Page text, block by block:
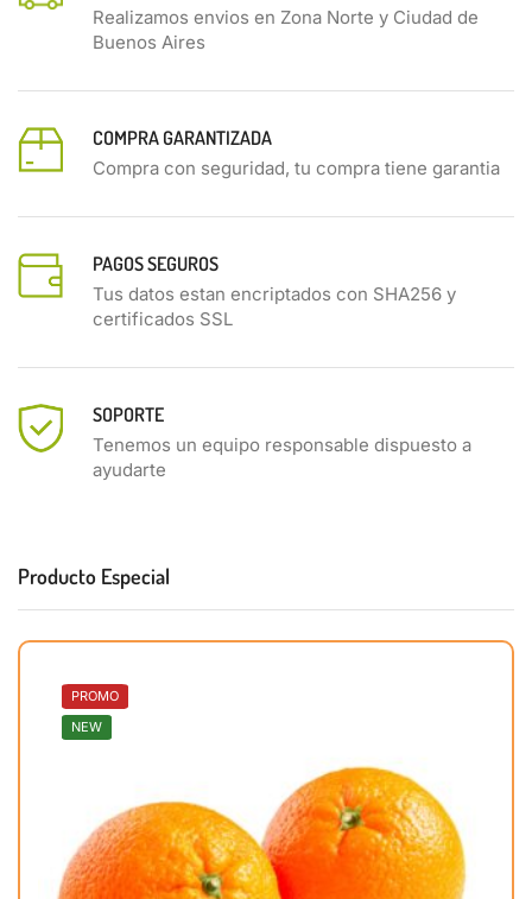
Realizamos envios en Zona Norte y Ciudad de
Buenos Aires
COMPRA GARANTIZADA
Compra con seguridad, tu compra tiene garantia
PAGOS SEGUROS
Tus datos estan encriptados con SHA256 y
certificados SSL
SOPORTE
Tenemos un equipo responsable dispuesto a
ayudarte
Producto Especial
PROMO
NEW